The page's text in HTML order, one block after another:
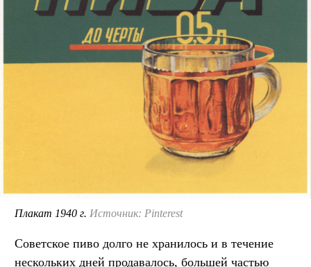
Плакат 1940 г. Источник: Pinterest
Советское пиво долго не хранилось и в течение
нескольких дней продавалось, большей частью